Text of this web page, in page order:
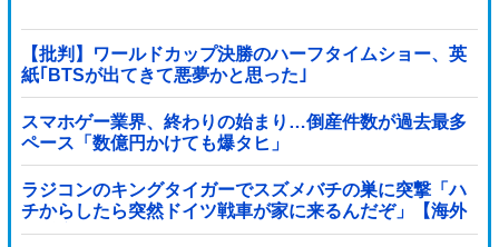
【批判】ワールドカップ決勝のハーフタイムショー、英
紙｢BTSが出てきて悪夢かと思った｣
スマホゲー業界、終わりの始まり…倒産件数が過去最多
ペース「数億円かけても爆タヒ」
ラジコンのキングタイガーでスズメバチの巣に突撃「ハ
チからしたら突然ドイツ戦車が家に来るんだぞ」【海外
の反応】